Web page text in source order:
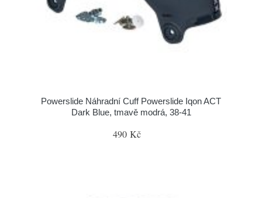
Powerslide Náhradní Cuff Powerslide Iqon ACT
Dark Blue, tmavě modrá, 38-41
490 Kč